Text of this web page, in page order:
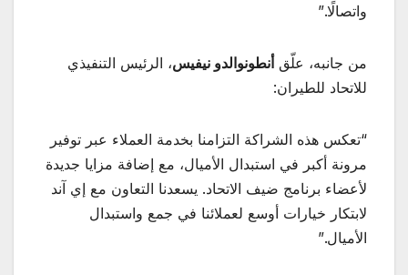
واتصالًا.”
من جانبه، علّق أنطونوالدو نيفيس، الرئيس التنفيذي
للاتحاد للطيران:
“تعكس هذه الشراكة التزامنا بخدمة العملاء عبر توفير
مرونة أكبر في استبدال الأميال، مع إضافة مزايا جديدة
لأعضاء برنامج ضيف الاتحاد. يسعدنا التعاون مع إي آند
لابتكار خيارات أوسع لعملائنا في جمع واستبدال
الأميال.”